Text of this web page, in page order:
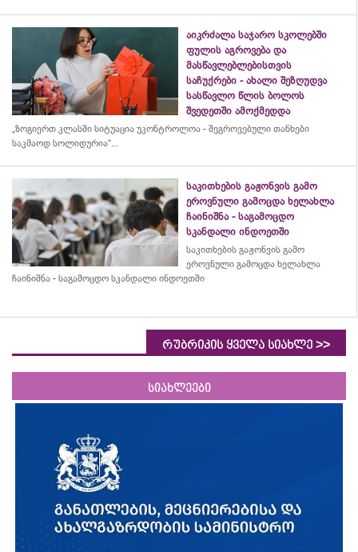
აიკრძალა საჯარო სკოლებში
ფულის აგროვება და
მასწავლებლებისთვის
საჩუქრები - ახალი შეზღუდვა
სასწავლო წლის ბოლოს
შვედეთში ამოქმედდა
„ზოგიერთ კლასში სიტუაცია უკონტროლოა - შეგროვებული თანხები
საკმაოდ სოლიდურია“...
საკითხების გაჟონვის გამო
ეროვნული გამოცდა ხელახლა
ჩაინიშნა - საგამოცდო
სკანდალი ინდოეთში
საკითხების გაჟონვის გამო
ეროვნული გამოცდა ხელახლა
ჩაინიშნა - საგამოცდო სკანდალი ინდოეთში
რუბრიკის ყველა სიახლე >>
სიახლეები